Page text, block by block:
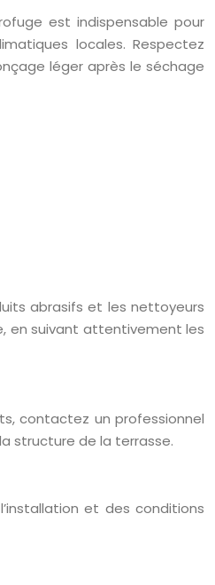
est indispensable pour
locales. Respectez
léger après le séchage
abrasifs et les nettoyeurs
en suivant attentivement les
contactez un professionnel
structure de la terrasse.
et des conditions